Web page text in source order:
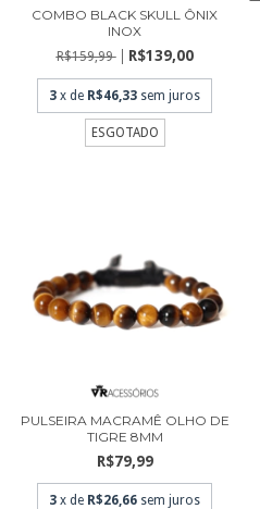
COMBO BLACK SKULL ÔNIX
INOX
R$159,99 R$139,00
3 x de R$46,33 sem juros
ESGOTADO
PULSEIRA MACRAMÊ OLHO DE
TIGRE 8MM
R$79,99
3 x de R$26,66 sem juros